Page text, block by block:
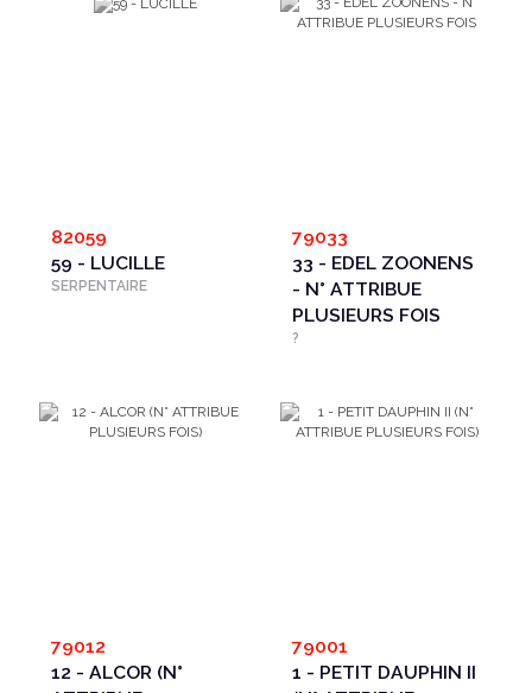
82059
59 - LUCILLE
SERPENTAIRE
79033
33 - EDEL ZOONENS
- N° ATTRIBUE
PLUSIEURS FOIS
?
79012
12 - ALCOR (N°
79001
1 - PETIT DAUPHIN II